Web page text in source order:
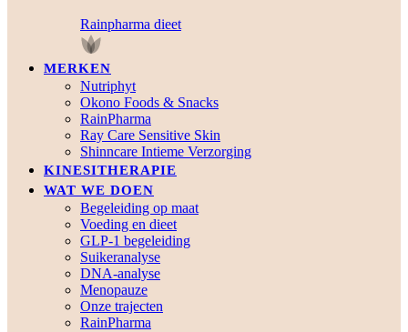
Rainpharma dieet
MERKEN
Nutriphyt
Okono Foods & Snacks
RainPharma
Ray Care Sensitive Skin
Shinncare Intieme Verzorging
KINESITHERAPIE
WAT WE DOEN
Begeleiding op maat
Voeding en dieet
GLP-1 begeleiding
Suikeranalyse
DNA-analyse
Menopauze
Onze trajecten
RainPharma